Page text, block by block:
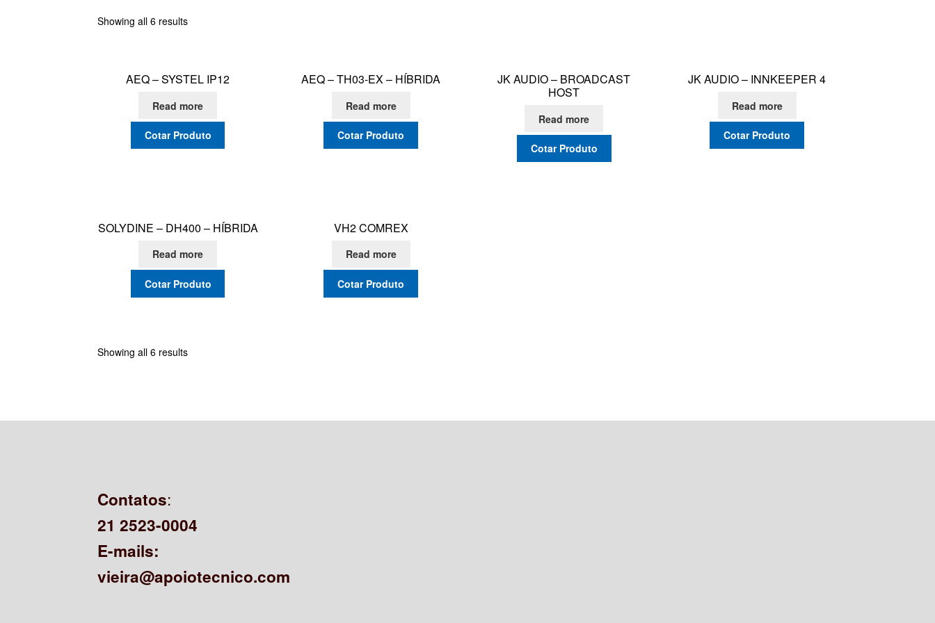
Showing all 6 results
AEQ – SYSTEL IP12
Read more
Cotar Produto
AEQ – TH03-EX – HÍBRIDA
Read more
Cotar Produto
JK AUDIO – BROADCAST
HOST
Read more
Cotar Produto
JK AUDIO – INNKEEPER 4
Read more
Cotar Produto
SOLYDINE – DH400 – HÍBRIDA
Read more
Cotar Produto
VH2 COMREX
Read more
Cotar Produto
Showing all 6 results
Contatos:
21 2523-0004
E-mails:
vieira@apoiotecnico.com